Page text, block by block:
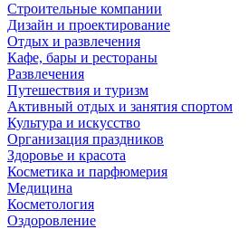
Строительные компании
Дизайн и проектирование
Отдых и развлечения
Кафе, бары и рестораны
Развлечения
Путешествия и туризм
Активный отдых и занятия спортом
Культура и искусство
Организация праздников
Здоровье и красота
Косметика и парфюмерия
Медицина
Косметология
Оздоровление